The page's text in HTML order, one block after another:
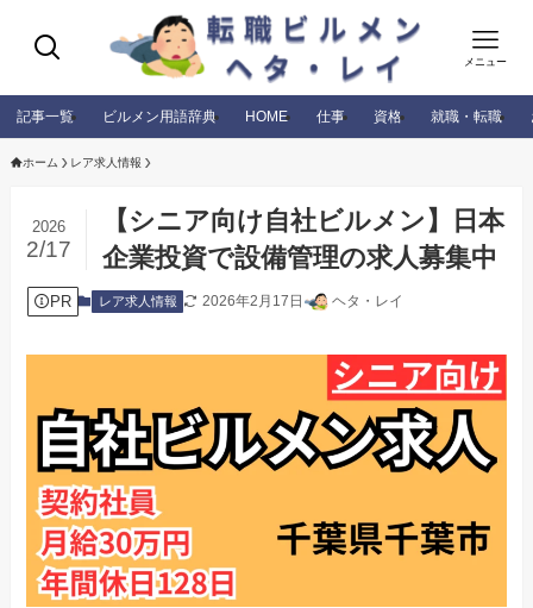
メニュー
記事一覧 ビルメン用語辞典 HOME 仕事 資格 就職・転職
ホーム レア求人情報
【シニア向け自社ビルメン】日本
企業投資で設備管理の求人募集中
2026
2/17
PR レア求人情報 2026年2月17日 ヘタ・レイ